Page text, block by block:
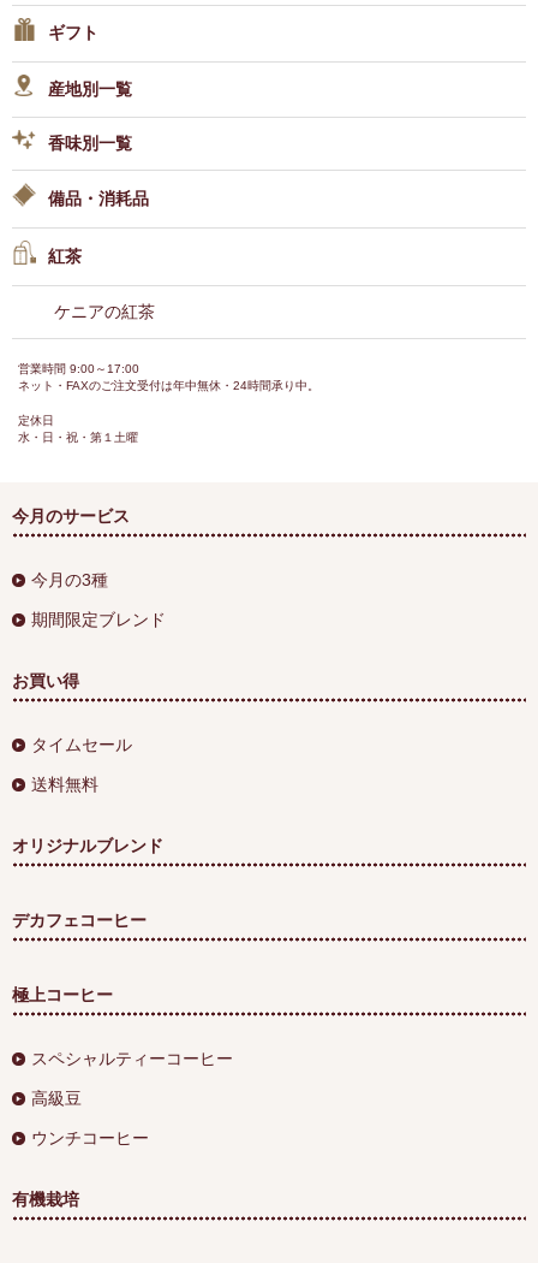
ギフト
産地別一覧
香味別一覧
備品・消耗品
紅茶
ケニアの紅茶
営業時間 9:00～17:00
ネット・FAXのご注文受付は年中無休・24時間承り中。
定休日
水・日・祝・第１土曜
今月のサービス
今月の3種
期間限定ブレンド
お買い得
タイムセール
送料無料
オリジナルブレンド
デカフェコーヒー
極上コーヒー
スペシャルティーコーヒー
高級豆
ウンチコーヒー
有機栽培